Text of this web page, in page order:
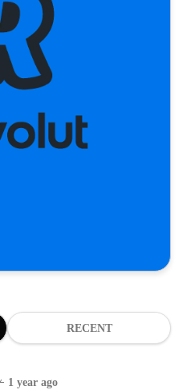
RECENT
1 year ago
vu? Află de ce se